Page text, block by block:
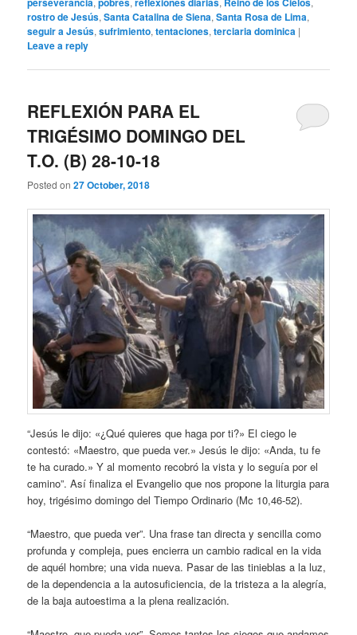
rostro de Jesús,Santa Catalina de Siena,Santa Rosa de Lima,
seguir a Jesús,sufrimiento,tentaciones,terciaria dominica |
Leave a reply
REFLEXIÓN PARA EL
TRIGÉSIMO DOMINGO DEL
T.O. (B) 28-10-18
Posted on27 October, 2018
“Jesús le dijo: «¿Qué quieres que haga por ti?» El ciego le
contestó: «Maestro, que pueda ver.» Jesús le dijo: «Anda, tu fe
te ha curado.» Y al momento recobró la vista y lo seguía por el
camino”. Así finaliza el Evangelio que nos propone la liturgia para
hoy, trigésimo domingo del Tiempo Ordinario (Mc 10,46-52).
“Maestro, que pueda ver”. Una frase tan directa y sencilla como
profunda y compleja, pues encierra un cambio radical en la vida
de aquél hombre; una vida nueva. Pasar de las tinieblas a la luz,
de la dependencia a la autosuficiencia, de la tristeza a la alegría,
de la baja autoestima a la plena realización.